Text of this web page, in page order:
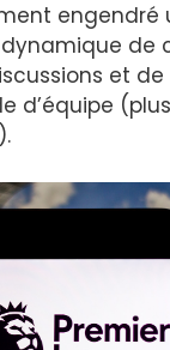
engendré
de
et
d’équipe